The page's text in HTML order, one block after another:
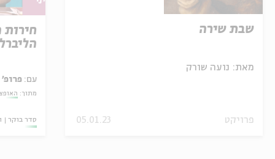
שבת שירה
מאת: נועה שורק
פרויקט 05.01.23
עם: פרופ'
מתוך:
סדר בוקר